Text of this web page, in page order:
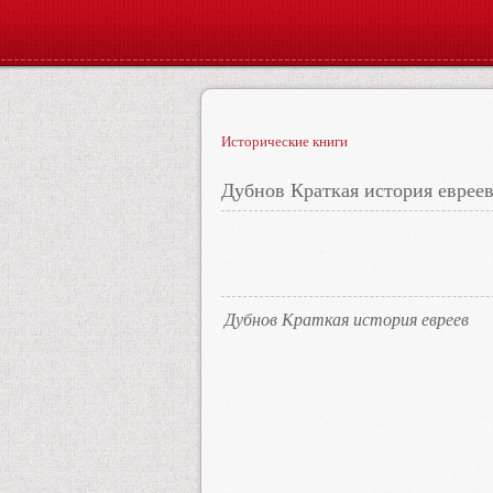
Исторические книги
Дубнов Краткая история евреев
Дубнов Краткая история евреев